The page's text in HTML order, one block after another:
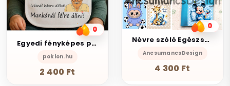
0
Egyedi fényképes partedli - előke
poklon.hu
2 400 Ft
0
Névre szóló Egészségügyi kiskönyv borító Szerkesztő TÜRKIZKÉK alapra
AncsumancsDesign
4 300 Ft